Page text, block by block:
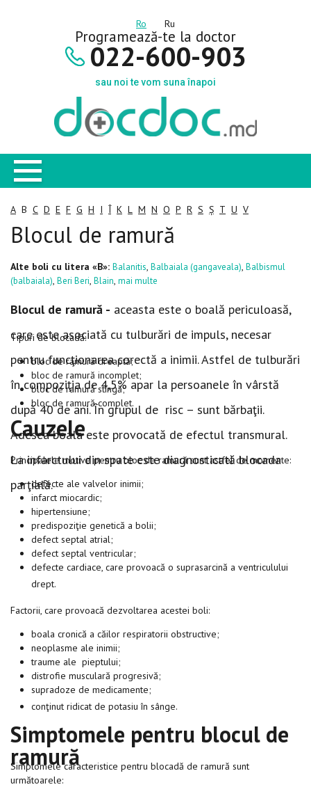
Ro Ru
Programează-te la doctor
022-600-903
sau noi te vom suna înapoi
A B C D E F G H I Î K L M N O P R S Ș T U V
Blocul de ramură
Alte boli cu litera «B»: Balanitis, Balbaiala (gangaveala), Balbismul
(balbaiala), Beri Beri, Blain, mai multe
Blocul de ramură - aceasta este o boală periculoasă,
care este asociată cu tulburări de impuls, necesar
pentru funcţionarea corectă a inimii. Astfel de tulburări
în compoziţia de 4,5% apar la persoanele în vârstă
după 40 de ani. În grupul de risc – sunt bărbaţii.
Adesea boala este provocată de efectul transmural.
La infarctului din spate este diagnosticată blocada
parţială.
Tipuri de blocadă:
bloc de ramură dreaptă;
bloc de ramură incomplet;
bloc de ramură stîngă;
bloc de ramură complet.
Cauzele
Principalele motive pentru bloc de ramură sunt astfel de momente:
defecte ale valvelor inimii;
infarct miocardic;
hipertensiune;
predispoziţie genetică a bolii;
defect septal atrial;
defect septal ventricular;
defecte cardiace, care provoacă o suprasarcină a ventriculului
drept.
Factorii, care provoacă dezvoltarea acestei boli:
boala cronică a căilor respiratorii obstructive;
neoplasme ale inimii;
traume ale pieptului;
distrofie musculară progresivă;
supradoze de medicamente;
conţinut ridicat de potasiu în sânge.
Simptomele pentru blocul de
ramură
Simptomele caracteristice pentru blocadă de ramură sunt
următoarele: